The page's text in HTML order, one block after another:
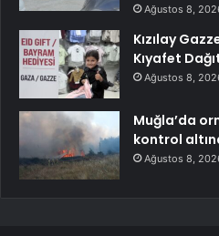
Ağustos 8,
Kızılay
Kıyafet
Ağustos 8,
Muğla’da
kontrol
Ağustos 8,